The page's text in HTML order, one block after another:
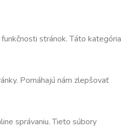
stránok. Táto kategória
Pomáhajú nám zlepšovať
správaniu. Tieto súbory